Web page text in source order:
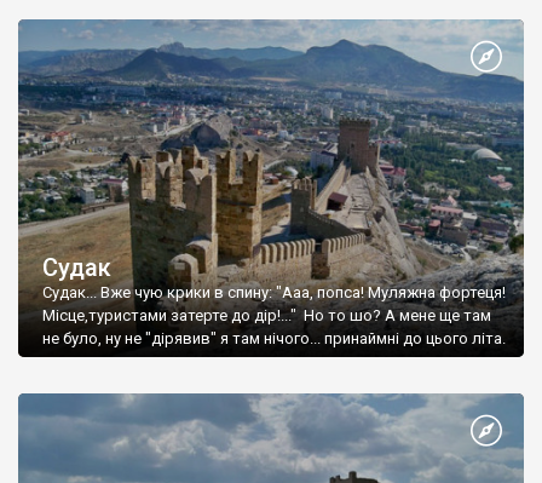
Судак
Судак... Вже чую крики в спину: "Ааа, попса! Муляжна фортеця!
Місце,туристами затерте до дір!..." Но то шо? А мене ще там
не було, ну не "дірявив" я там нічого... принаймні до цього літа.